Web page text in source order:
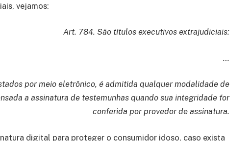
vejamos:
Art. 784. São títulos executivos extrajudiciais:
…
por meio eletrônico, é admitida qualquer modalidade de
a assinatura de testemunhas quando sua integridade for
conferida por provedor de assinatura.
digital para proteger o consumidor idoso, caso exista